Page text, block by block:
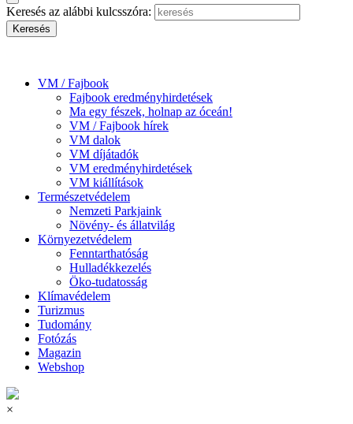
Keresés az alábbi kulcsszóra:
VM / Fajbook
Fajbook eredményhirdetések
Ma egy fészek, holnap az óceán!
VM / Fajbook hírek
VM dalok
VM díjátadók
VM eredményhirdetések
VM kiállítások
Természetvédelem
Nemzeti Parkjaink
Növény- és állatvilág
Környezetvédelem
Fenntarthatóság
Hulladékkezelés
Öko-tudatosság
Klímavédelem
Turizmus
Tudomány
Fotózás
Magazin
Webshop
×